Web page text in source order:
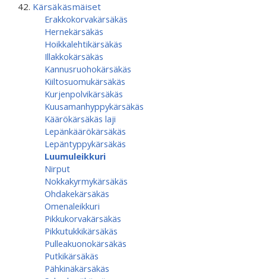
Kärsäkäsmäiset
Erakkokorvakärsäkäs
Hernekärsäkäs
Hoikkalehtikärsäkäs
Illakkokärsäkäs
Kannusruohokärsäkäs
Kiiltosuomukärsäkäs
Kurjenpolvikärsäkäs
Kuusamanhyppy­kärsäkäs
Käärökärsäkäs laji
Lepänkäärökärsäkäs
Lepäntyppykärsäkäs
Luumuleikkuri
Nirput
Nokkakyrmykärsäkäs
Ohdakekärsäkäs
Omenaleikkuri
Pikkukorvakärsäkäs
Pikkutukkikärsäkäs
Pulleakuonokärsäkäs
Putkikärsäkäs
Pähkinäkärsäkäs